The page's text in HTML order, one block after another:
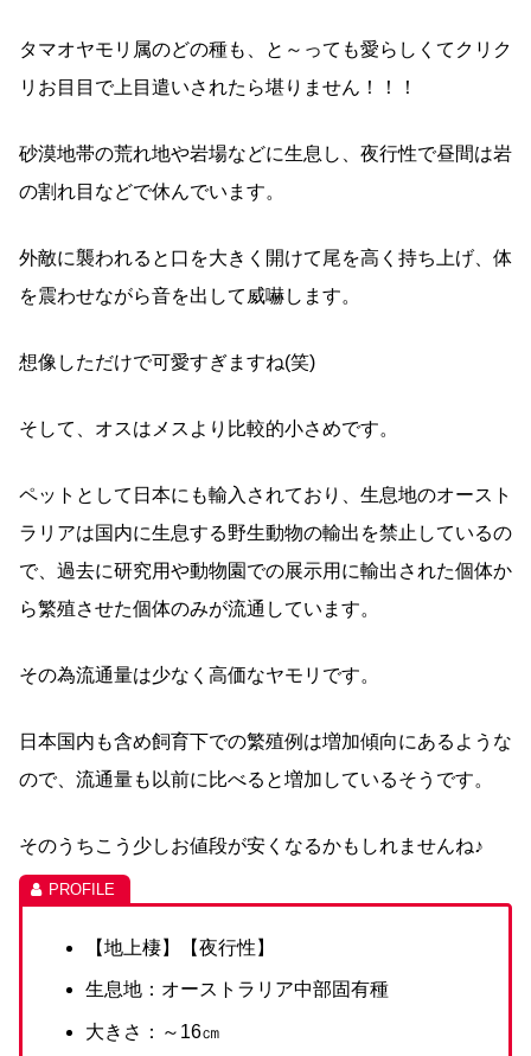
タマオヤモリ属のどの種も、と～っても愛らしくてクリク
リお目目で上目遣いされたら堪りません！！！
砂漠地帯の荒れ地や岩場などに生息し、夜行性で昼間は岩
の割れ目などで休んでいます。
外敵に襲われると口を大きく開けて尾を高く持ち上げ、体
を震わせながら音を出して威嚇します。
想像しただけで可愛すぎますね(笑)
そして、オスはメスより比較的小さめです。
ペットとして日本にも輸入されており、生息地のオースト
ラリアは国内に生息する野生動物の輸出を禁止しているの
で、過去に研究用や動物園での展示用に輸出された個体か
ら繁殖させた個体のみが流通しています。
その為流通量は少なく高価なヤモリです。
日本国内も含め飼育下での繁殖例は増加傾向にあるような
ので、流通量も以前に比べると増加しているそうです。
そのうちこう少しお値段が安くなるかもしれませんね♪
【地上棲】【夜行性】
生息地：オーストラリア中部固有種
大きさ：～16㎝